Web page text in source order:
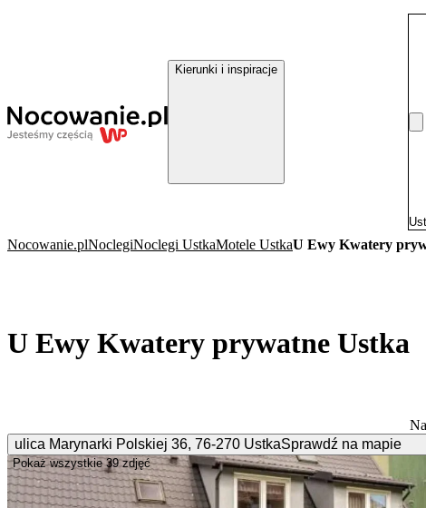
Kierunki i inspiracje
Nocowanie.plNoclegiNoclegi UstkaMotele UstkaU Ewy Kwatery
U Ewy Kwatery prywatne Ustka
ulica Marynarki Polskiej 36, 76-270 UstkaSprawdź na mapie
Pokaż wszystkie 39 zdjęć